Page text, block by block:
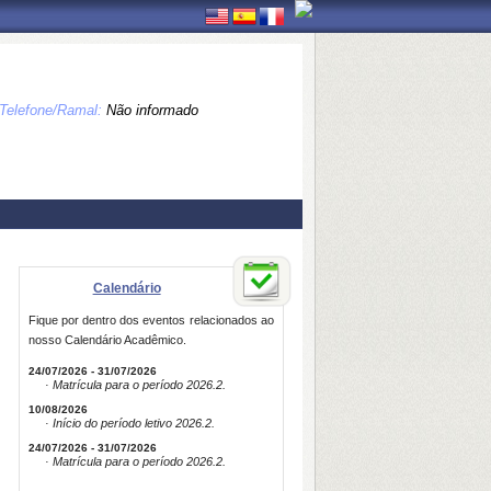
Telefone/Ramal: Não informado
Calendário
Fique por dentro dos eventos relacionados ao
nosso Calendário Acadêmico.
24/07/2026 - 31/07/2026
· Matrícula para o período 2026.2.
10/08/2026
· Início do período letivo 2026.2.
24/07/2026 - 31/07/2026
· Matrícula para o período 2026.2.